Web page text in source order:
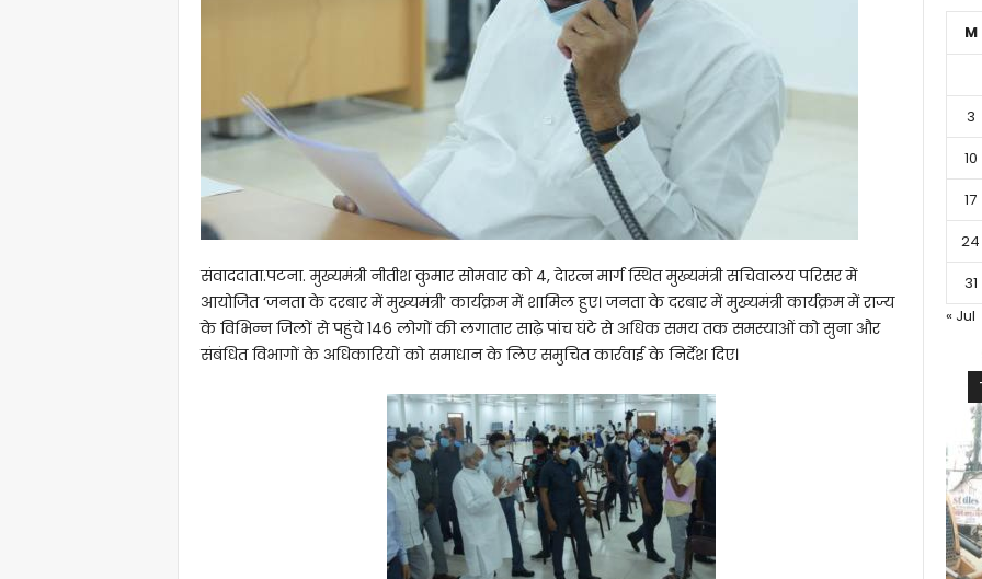
संवाददाता.पटना. मुख्यमंत्री नीतीश कुमार सोमवार को 4, देारत्न मार्ग स्थित मुख्यमंत्री सचिवालय परिसर में
आयोजित ‘जनता के दरबार में मुख्यमंत्री’ कार्यक्रम में शामिल हुए। जनता के दरबार में मुख्यमंत्री कार्यक्रम में राज्य
के विभिन्न जिलों से पहुंचे 146 लोगों की लगातार साढ़े पांच घंटे से अधिक समय तक समस्याओं को सुना और
संबंधित विभागों के अधिकारियों को समाधान के लिए समुचित कार्रवाई के निर्देश दिए।
M
3
10
17
24
31
« Jul